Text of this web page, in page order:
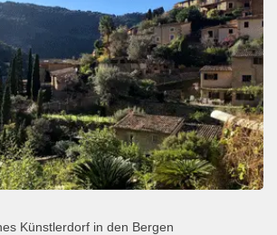
Künstlerdorf in den Bergen